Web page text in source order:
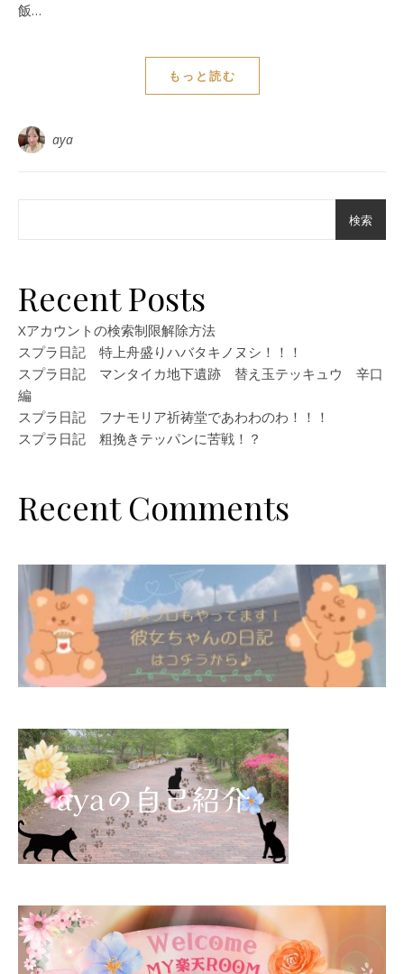
飯…
もっと読む
aya
検索
Recent Posts
Xアカウントの検索制限解除方法
スプラ日記 特上舟盛りハバタキノヌシ！！！
スプラ日記 マンタイカ地下遺跡 替え玉テッキュウ 辛口
編
スプラ日記 フナモリア祈祷堂であわわのわ！！！
スプラ日記 粗挽きテッパンに苦戦！？
Recent Comments